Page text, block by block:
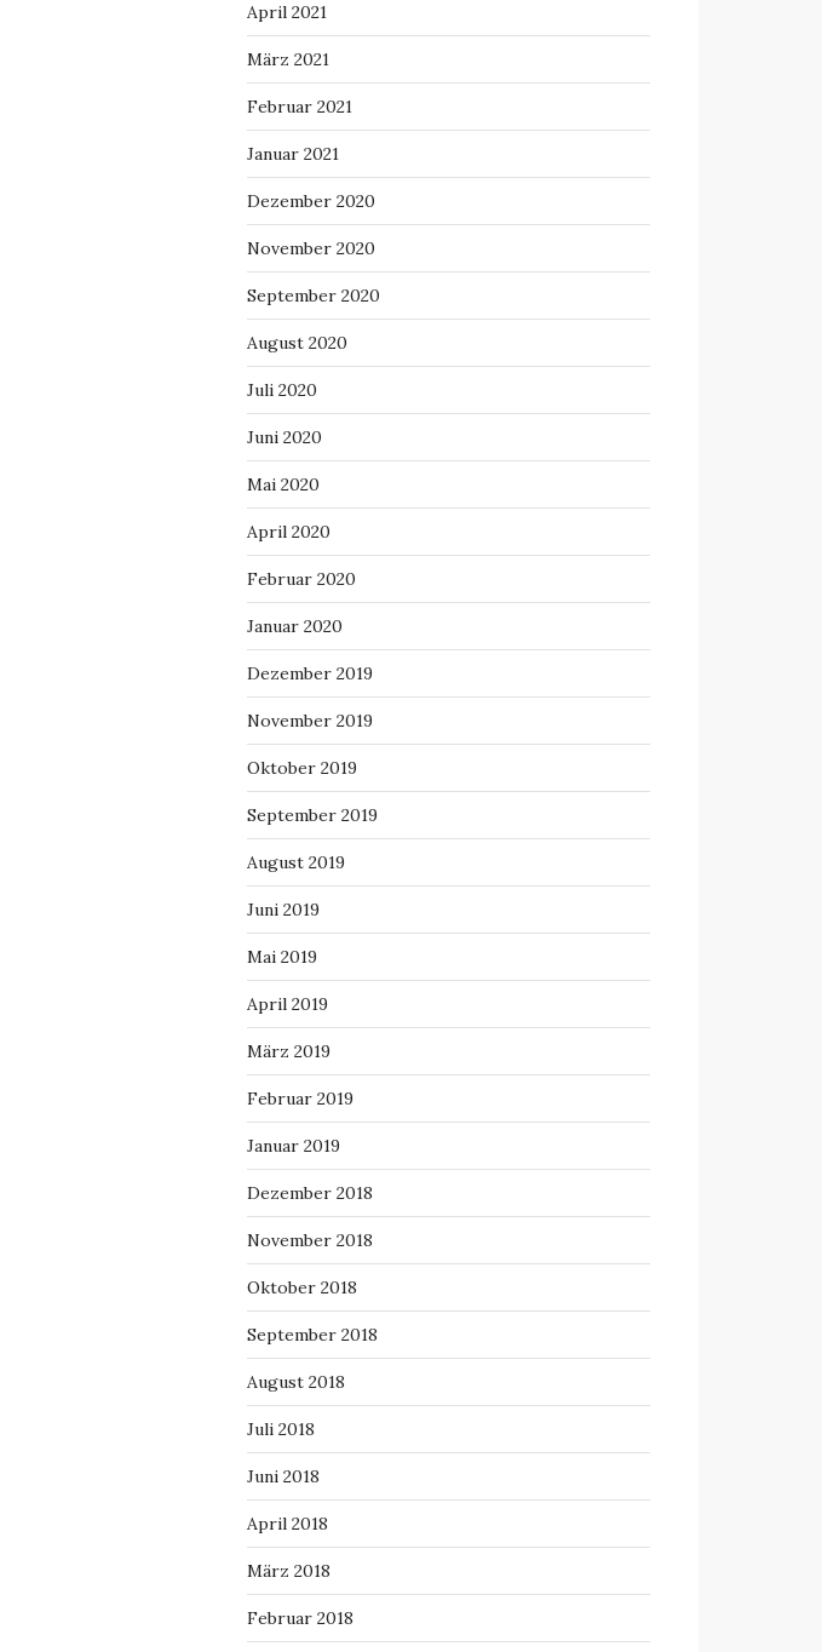
April 2021
März 2021
Februar 2021
Januar 2021
Dezember 2020
November 2020
September 2020
August 2020
Juli 2020
Juni 2020
Mai 2020
April 2020
Februar 2020
Januar 2020
Dezember 2019
November 2019
Oktober 2019
September 2019
August 2019
Juni 2019
Mai 2019
April 2019
März 2019
Februar 2019
Januar 2019
Dezember 2018
November 2018
Oktober 2018
September 2018
August 2018
Juli 2018
Juni 2018
April 2018
März 2018
Februar 2018